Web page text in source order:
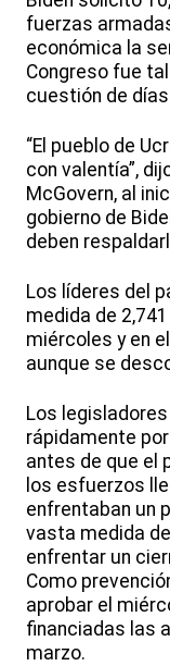
fuerzas
económica la
Congreso fue
cuestión de
“El pueblo de
con valentía”,
McGovern, al
gobierno de
deben
Los líderes del
medida de
miércoles y en
aunque se
Los
rápidamente
antes de que el
los esfuerzos
enfrentaban un
vasta medida
enfrentar un
Como
aprobar el
financiadas las
marzo.